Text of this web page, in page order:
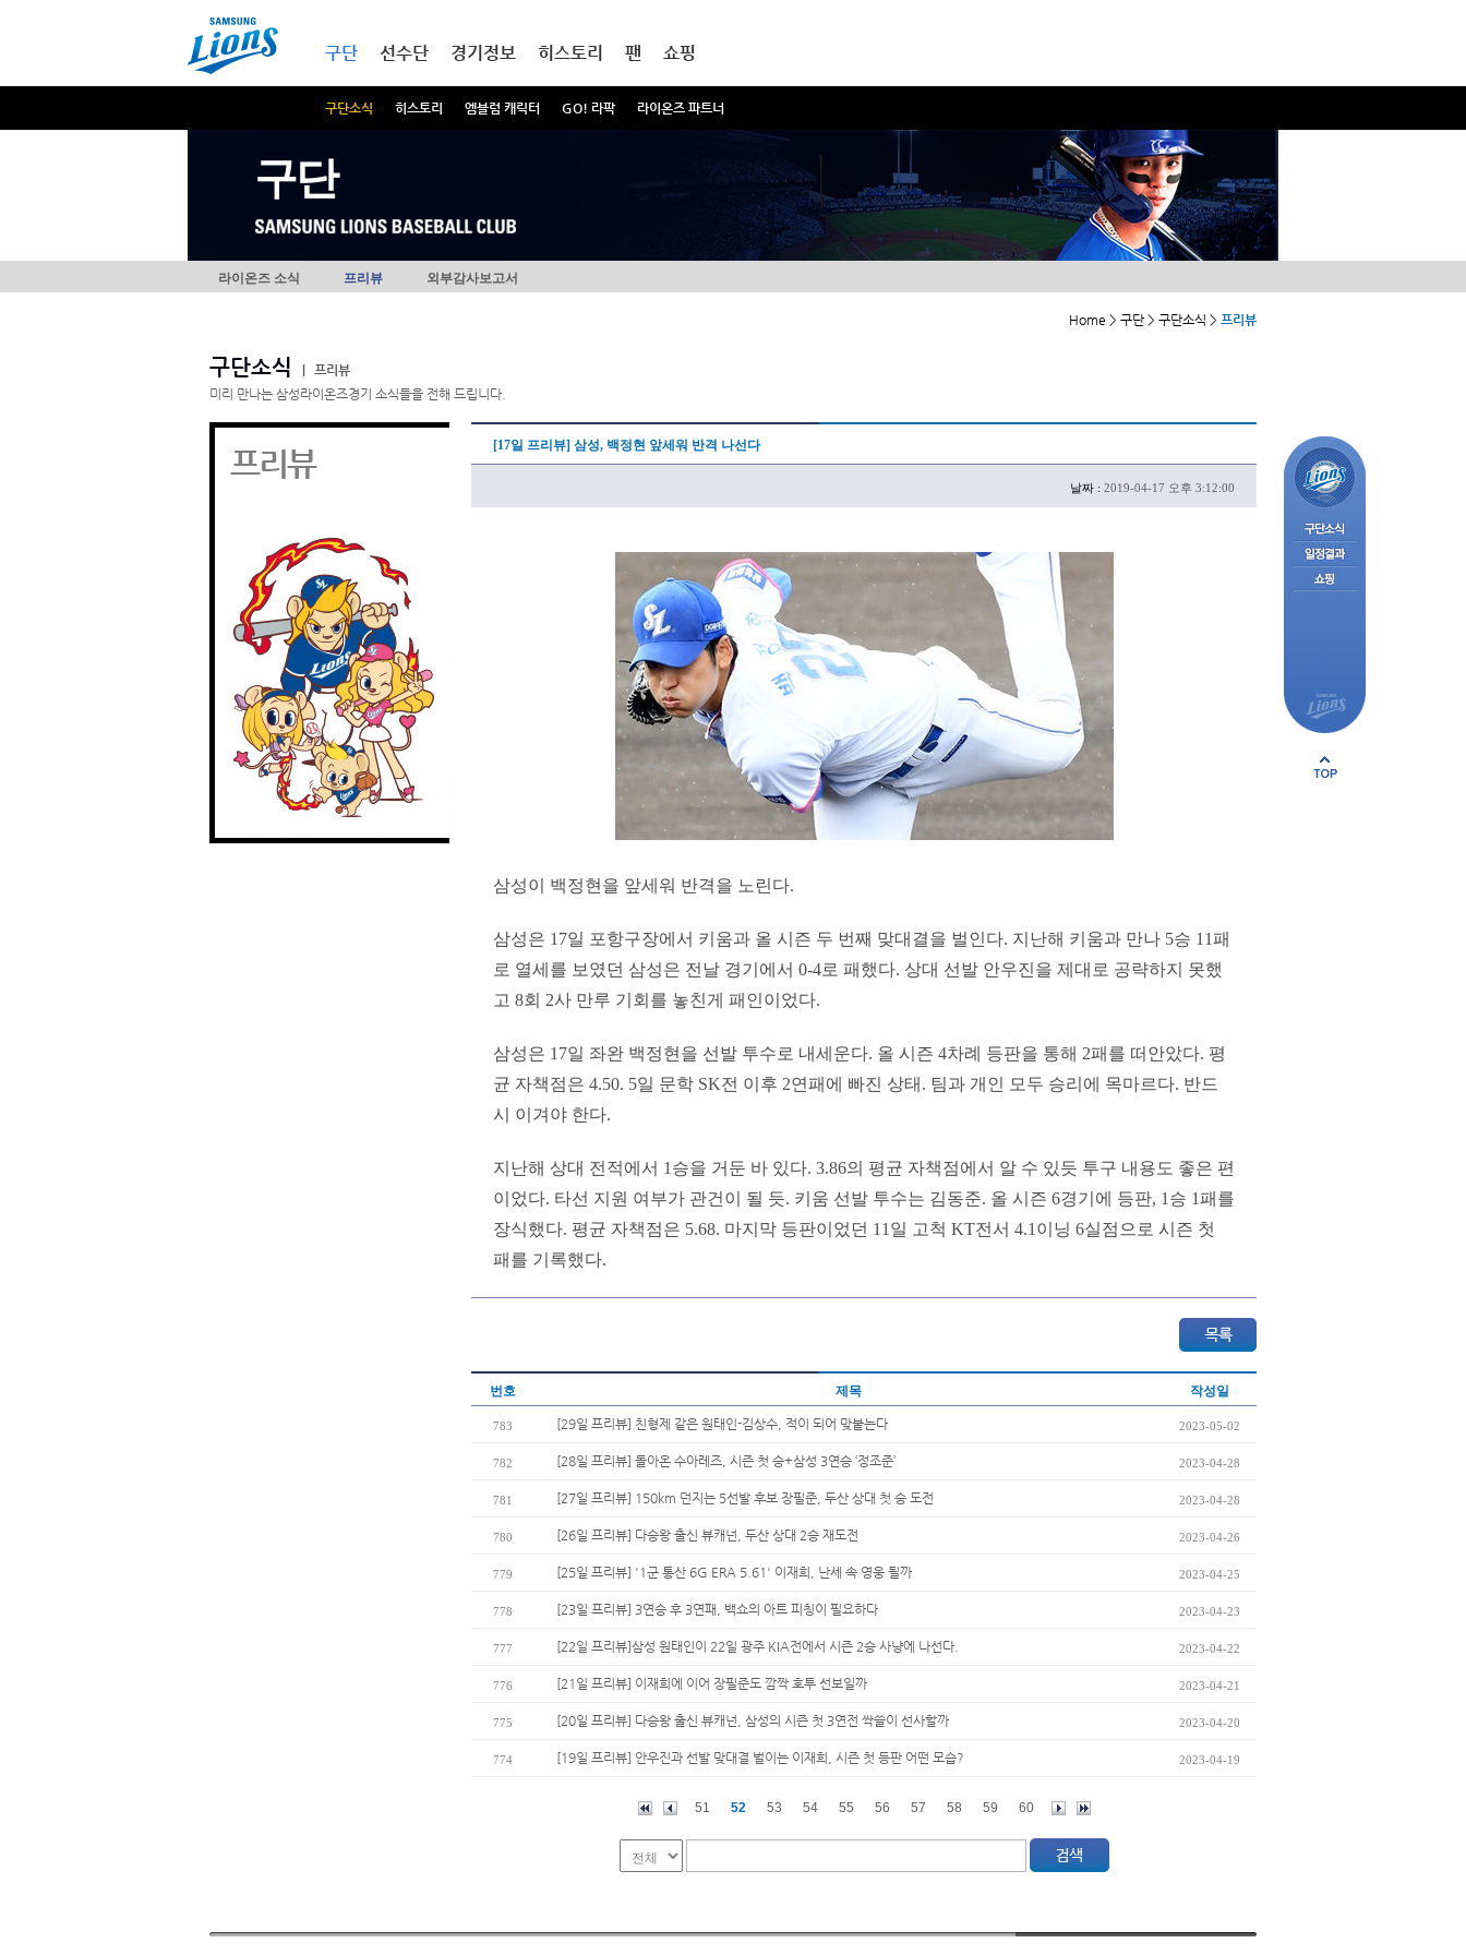
구단
구단소식 히스토리 엠블럼 캐릭터 GO! 라팍 라이온즈 파트너
선수단 경기정보 히스토리 팬 쇼핑
구단
라이온즈 소식 프리뷰 외부감사보고서
Home > 구단 > 구단소식 > 프리뷰
구단소식
프리뷰
미리 만나는 삼성라이온즈경기 소식들을 전해 드립니다.
프리뷰 [17일 프리뷰] 삼성, 백정현 앞세워 반격 나선다
날짜 : 2019-04-17 오후 3:12:00
삼성이 백정현을 앞세워 반격을 노린다.
삼성은 17일 포항구장에서 키움과 올 시즌 두 번째 맞대결을 벌인다. 지난해 키움과 만나 5승 11패
로 열세를 보였던 삼성은 전날 경기에서 0-4로 패했다. 상대 선발 안우진을 제대로 공략하지 못했
고 8회 2사 만루 기회를 놓친게 패인이었다.
삼성은 17일 좌완 백정현을 선발 투수로 내세운다. 올 시즌 4차례 등판을 통해 2패를 떠안았다. 평
균 자책점은 4.50. 5일 문학 SK전 이후 2연패에 빠진 상태. 팀과 개인 모두 승리에 목마르다. 반드
시 이겨야 한다.
지난해 상대 전적에서 1승을 거둔 바 있다. 3.86의 평균 자책점에서 알 수 있듯 투구 내용도 좋은 편
이었다. 타선 지원 여부가 관건이 될 듯. 키움 선발 투수는 김동준. 올 시즌 6경기에 등판, 1승 1패를
장식했다. 평균 자책점은 5.68. 마지막 등판이었던 11일 고척 KT전서 4.1이닝 6실점으로 시즌 첫
패를 기록했다.
번호 제목 작성일
783 [29일 프리뷰] 친형제 같은 원태인-김상수, 적이 되어 맞붙는다 2023-05-02
782 [28일 프리뷰] 돌아온 수아레즈, 시즌 첫 승+삼성 3연승 ‘정조준’ 2023-04-28
781 [27일 프리뷰] 150km 던지는 5선발 후보 장필준, 두산 상대 첫 승 도전 2023-04-28
780 [26일 프리뷰] 다승왕 출신 뷰캐넌, 두산 상대 2승 재도전 2023-04-26
779 [25일 프리뷰] '1군 통산 6G ERA 5.61' 이재희, 난세 속 영웅 될까 2023-04-25
778 [23일 프리뷰] 3연승 후 3연패, 백쇼의 아트 피칭이 필요하다 2023-04-23
777 [22일 프리뷰]삼성 원태인이 22일 광주 KIA전에서 시즌 2승 사냥에 나선다. 2023-04-22
776 [21일 프리뷰] 이재희에 이어 장필준도 깜짝 호투 선보일까 2023-04-21
775 [20일 프리뷰] 다승왕 출신 뷰캐넌, 삼성의 시즌 첫 3연전 싹쓸이 선사할까 2023-04-20
774 [19일 프리뷰] 안우진과 선발 맞대결 벌이는 이재희, 시즌 첫 등판 어떤 모습? 2023-04-19
51 52 53 54 55 56 57 58 59 60